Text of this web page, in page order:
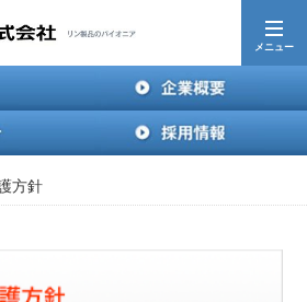
メニュー
方針